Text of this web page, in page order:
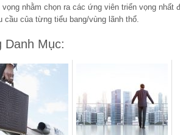
vọng nhằm chọn ra các ứng viên triển vọng
cầu của từng tiểu bang/vùng lãnh thổ.
Danh Mục: